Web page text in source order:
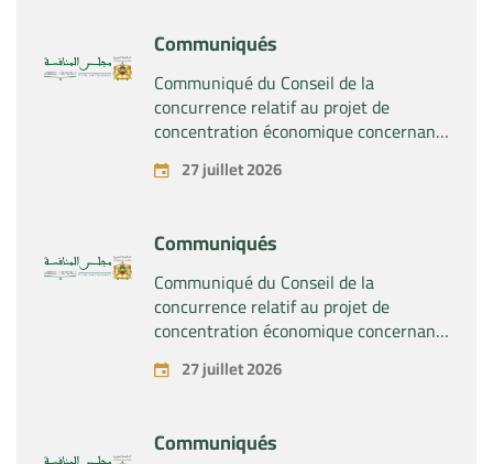
pharmaceutiques « Rilutek » et «
Sabril » détenus par la société « Sanofi
SA »
Communiqués
Communiqué du Conseil de la
concurrence relatif au projet de
concentration économique concernant
la prise du contrôle exclusif par la
société « Plastika Kritis SA » de la
27 juillet 2026
Communiqués
Communiqué du Conseil de la
concurrence relatif au projet de
concentration économique concernant
la prise par la société « Fives SAS » du
contrôle exclusif de la société « Aries
27 juillet 2026
Communiqués